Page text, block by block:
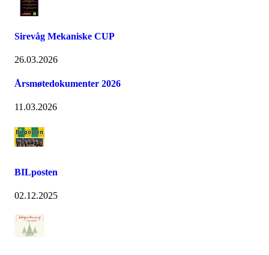
Sirevåg Mekaniske CUP
26.03.2026
Årsmøtedokumenter 2026
11.03.2026
BILposten
02.12.2025